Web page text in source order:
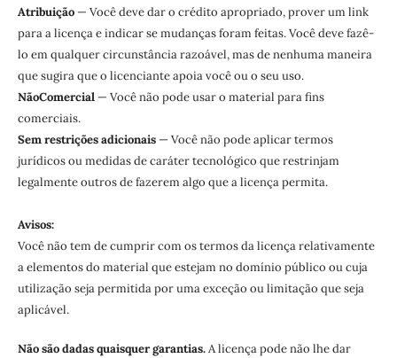
Atribuição— Você deve dar o crédito apropriado, prover um link
para a licença e indicar se mudanças foram feitas. Você deve fazê-
lo em qualquer circunstância razoável, mas de nenhuma maneira
que sugira que o licenciante apoia você ou o seu uso.
NãoComercial— Você não pode usar o material para fins
comerciais.
Sem restrições adicionais— Você não pode aplicar termos
jurídicos ou medidas de caráter tecnológico que restrinjam
legalmente outros de fazerem algo que a licença permita.
Avisos:
Você não tem de cumprir com os termos da licença relativamente
a elementos do material que estejam no domínio público ou cuja
utilização seja permitida por uma exceção ou limitação que seja
aplicável.
Não são dadas quaisquer garantias.A licença pode não lhe dar